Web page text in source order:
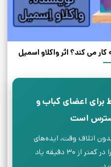
می کند؟ اثر واکلاو اسمیل
برای اعضای کباب و
است
اتلاف وقت، ایده‌های
اصلی کتاب‌های مهم دنیا را در کمتر از ۳۰ دقیقه یاد